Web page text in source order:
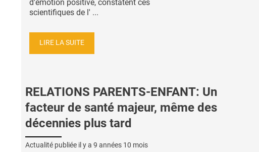
d'émotion positive, constatent ces
scientifiques de l' ...
LIRE LA SUITE
RELATIONS PARENTS-ENFANT: Un
facteur de santé majeur, même des
décennies plus tard
Actualité publiée il y a 9 années 10 mois